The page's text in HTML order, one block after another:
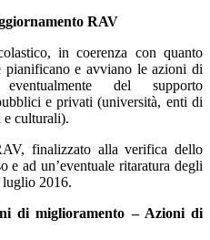
RAV
in coerenza con quanto
e avviano le azioni di
del supporto
e privati (università, enti di
e culturali).
finalizzato alla verifica dello
e ad un’eventuale ritaratura degli
2016.
di miglioramento – Azioni di